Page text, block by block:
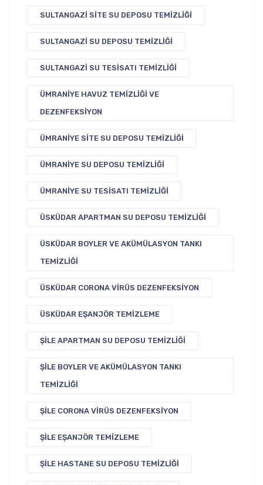
SULTANGAZI SITE SU DEPOSU TEMIZLIĞI
SULTANGAZI SU DEPOSU TEMIZLIĞI
SULTANGAZI SU TESISATI TEMIZLIĞI
ÜMRANIYE HAVUZ TEMIZLIĞI VE
DEZENFEKSIYON
ÜMRANIYE SITE SU DEPOSU TEMIZLIĞI
ÜMRANIYE SU DEPOSU TEMIZLIĞI
ÜMRANIYE SU TESISATI TEMIZLIĞI
ÜSKÜDAR APARTMAN SU DEPOSU TEMIZLIĞI
ÜSKÜDAR BOYLER VE AKÜMÜLASYON TANKI
TEMIZLIĞI
ÜSKÜDAR CORONA VIRÜS DEZENFEKSIYON
ÜSKÜDAR EŞANJÖR TEMIZLEME
ŞILE APARTMAN SU DEPOSU TEMIZLIĞI
ŞILE BOYLER VE AKÜMÜLASYON TANKI
TEMIZLIĞI
ŞILE CORONA VIRÜS DEZENFEKSIYON
ŞILE EŞANJÖR TEMIZLEME
ŞILE HASTANE SU DEPOSU TEMIZLIĞI